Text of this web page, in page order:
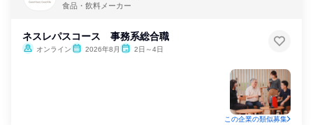
食品・飲料メーカー
ネスレパスコース 事務系総合職
オンライン 2026年8月 2日～4日
この企業の類似募集